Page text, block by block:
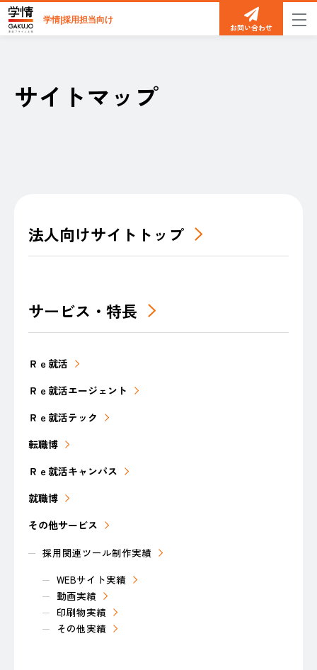
学情|採用担当向け
お問い合わせ
サイトマップ
法人向けサイトトップ
サービス・特長
Ｒｅ就活
Ｒｅ就活エージェント
Ｒｅ就活テック
転職博
Ｒｅ就活キャンパス
就職博
その他サービス
採用関連ツール制作実績
WEBサイト実績
動画実績
印刷物実績
その他実績